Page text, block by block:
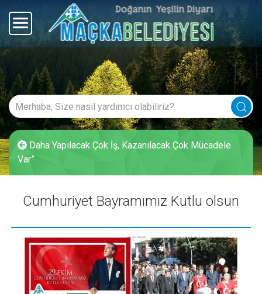
Daha Yapılacak Çok İş, Kazanılacak Çok Mücadele
Var”
Cumhuriyet Bayramımız Kutlu olsun